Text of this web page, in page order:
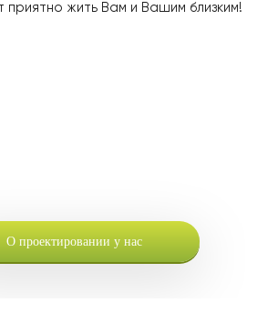
приятно жить Вам и Вашим близким!
О проектировании у нас